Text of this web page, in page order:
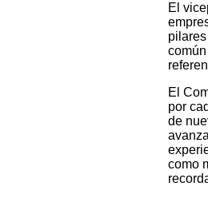
El
El
por
de
como